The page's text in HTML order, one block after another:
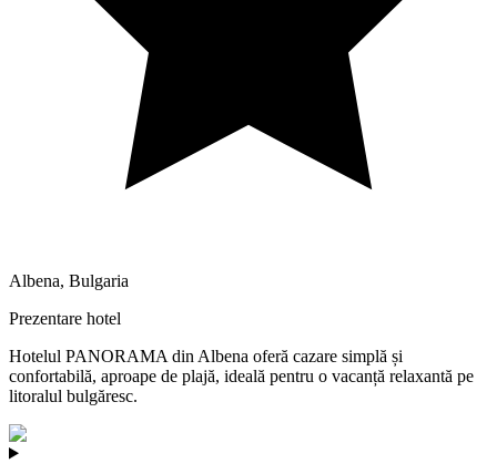
Albena, Bulgaria
Prezentare hotel
Hotelul PANORAMA din Albena oferă cazare simplă și
confortabilă, aproape de plajă, ideală pentru o vacanță relaxantă pe
litoralul bulgăresc.